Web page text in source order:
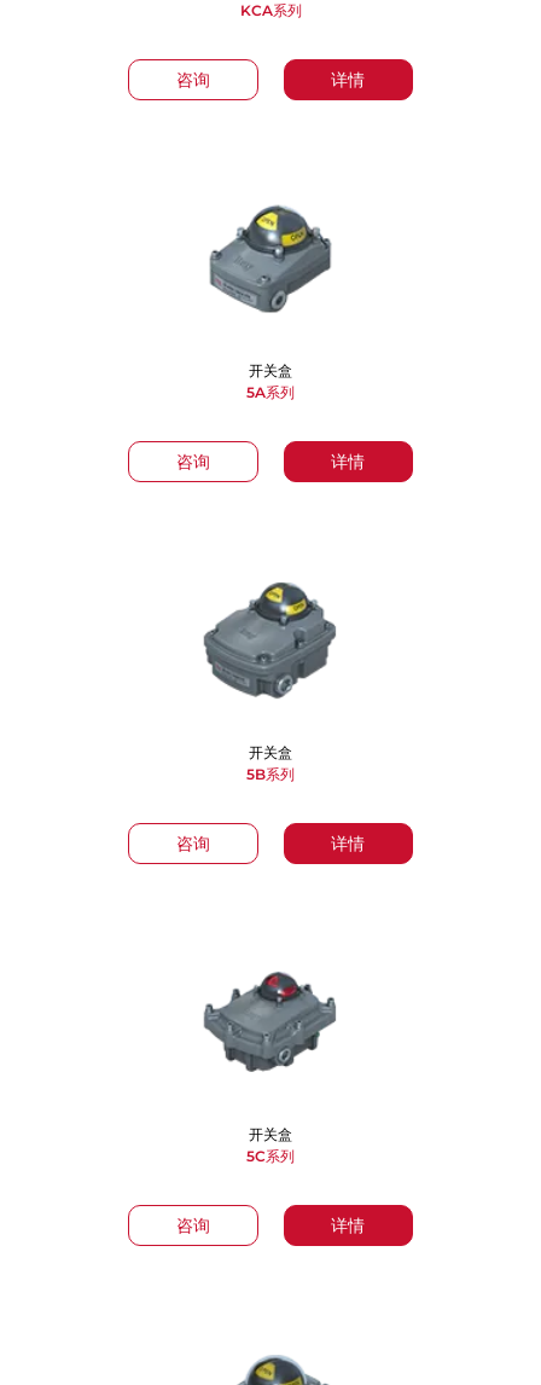
咨询 详情
KCA系列
咨询 详情
开关盒
5A系列
咨询 详情
开关盒
5B系列
咨询 详情
开关盒
5C系列